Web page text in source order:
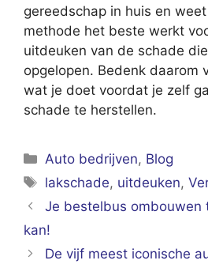
gereedschap in huis en
methode het beste werkt
uitdeuken van de schade
opgelopen. Bedenk daarom
wat je doet voordat je zelf
schade te herstellen.
Categorieën
Auto bedrijven, Blog
Tags
lakschade, uitdeuken,
Je bestelbus ombouwen
kan!
De vijf meest iconische